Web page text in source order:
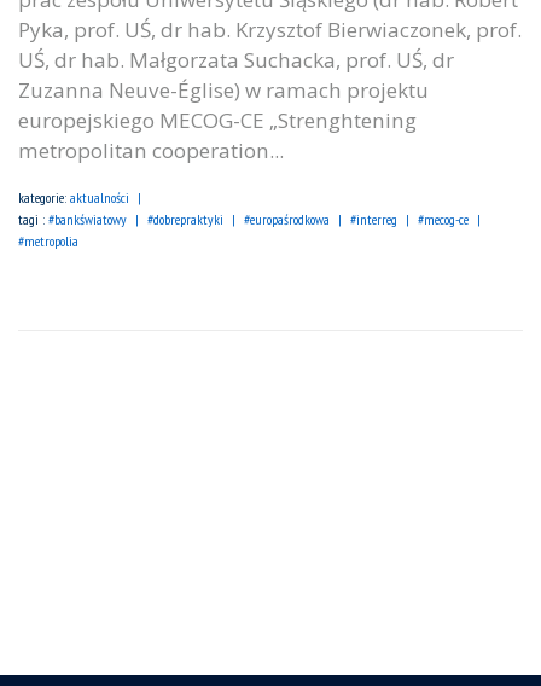
Pyka, prof. UŚ, dr hab. Krzysztof Bierwiaczonek, prof.
UŚ, dr hab. Małgorzata Suchacka, prof. UŚ, dr
Zuzanna Neuve-Église) w ramach projektu
europejskiego MECOG-CE „Strenghtening
metropolitan cooperation...
kategorie: aktualności
tagi : #bankświatowy #dobrepraktyki #europaśrodkowa #interreg
#mecog-ce
#metropolia